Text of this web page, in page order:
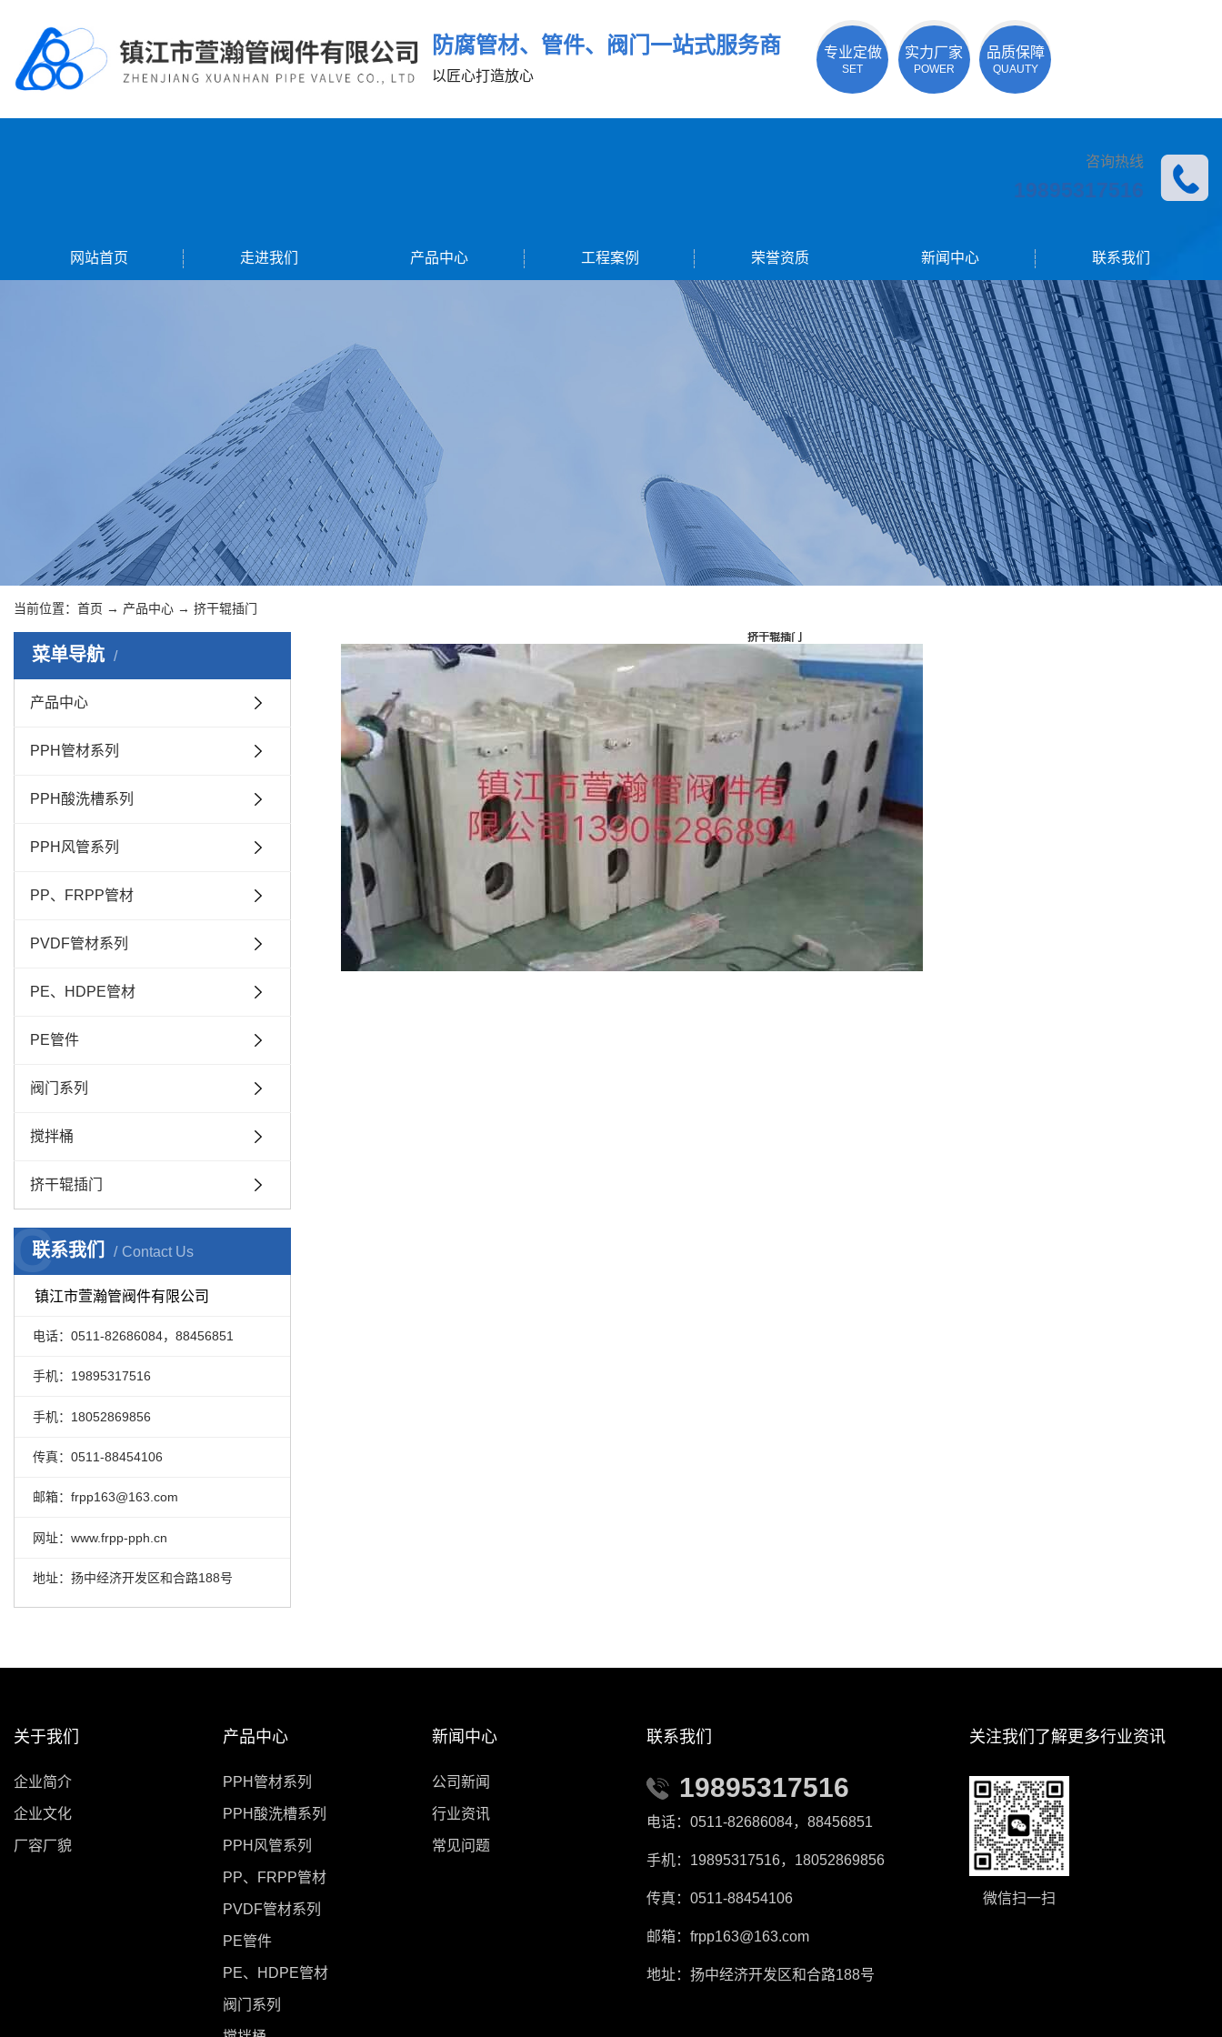
防腐管材、管件、阀门一站式服务商
以匠心打造放心
专业定做
SET
实力厂家
POWER
品质保障
QUAUTY
咨询热线
19895317516
网站首页 走进我们 产品中心 工程案例 荣誉资质 新闻中心 联系我们
当前位置： 首页 → 产品中心 → 挤干辊插门
菜单导航
产品中心
PPH管材系列
PPH酸洗槽系列
PPH风管系列
PP、FRPP管材
PVDF管材系列
PE、HDPE管材
PE管件
阀门系列
搅拌桶
挤干辊插门
联系我们 Contact Us
C
镇江市萱瀚管阀件有限公司
电话：0511-82686084，88456851
手机：19895317516
手机：18052869856
传真：0511-88454106
邮箱：frpp163@163.com
网址：www.frpp-pph.cn
地址：扬中经济开发区和合路188号
挤干辊插门
关于我们
企业简介
企业文化
厂容厂貌
产品中心
PPH管材系列
PPH酸洗槽系列
PPH风管系列
PP、FRPP管材
PVDF管材系列
PE管件
PE、HDPE管材
阀门系列
新闻中心
公司新闻
行业资讯
常见问题
联系我们
19895317516
电话：0511-82686084，88456851
手机：19895317516，18052869856
传真：0511-88454106
邮箱：frpp163@163.com
地址：扬中经济开发区和合路188号
关注我们了解更多行业资讯
微信扫一扫